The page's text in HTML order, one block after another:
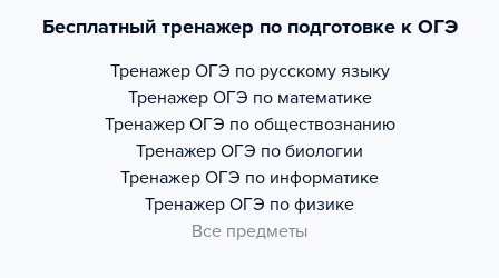
Бесплатный тренажер по подготовке к ОГЭ
Тренажер ОГЭ по русскому языку
Тренажер ОГЭ по математике
Тренажер ОГЭ по обществознанию
Тренажер ОГЭ по биологии
Тренажер ОГЭ по информатике
Тренажер ОГЭ по физике
Все предметы